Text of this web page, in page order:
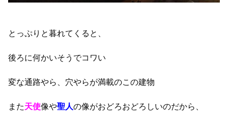
とっぷりと暮れてくると、
後ろに何かいそうでコワい
変な通路やら、穴やらが満載のこの建物
また天使像や聖人の像がおどろおどろしいのだから、